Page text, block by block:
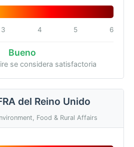
3 4 5 6
Bueno
se considera satisfactoria
del Reino Unido
Food & Rural Affairs